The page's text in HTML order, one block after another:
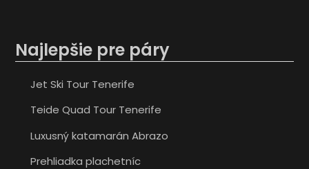
Najlepšie pre páry
Jet Ski Tour Tenerife
Teide Quad Tour Tenerife
Luxusný katamarán Abrazo
Prehliadka plachetníc